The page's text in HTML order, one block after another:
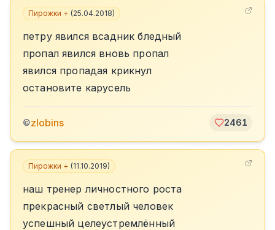
Пирожки + (25.04.2018)
петру явился всадник бледный
пропал явился вновь пропал
явился пропадая крикнул
остановите карусель
©zlobins 2461
Пирожки + (11.10.2019)
наш тренер личностного роста
прекрасный светлый человек
успешный целеустремлённый